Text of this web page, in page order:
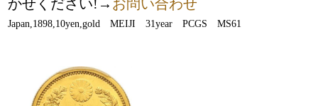
かせください!→ お問い合わせ
Japan,1898,10yen,gold MEIJI 31year PCGS MS61